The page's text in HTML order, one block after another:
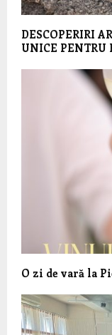
DESCOPERIRI
UNICE PENTRU
O zi de vară la